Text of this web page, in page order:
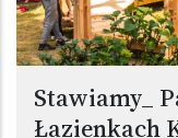
Stawiamy_
Łazienkach